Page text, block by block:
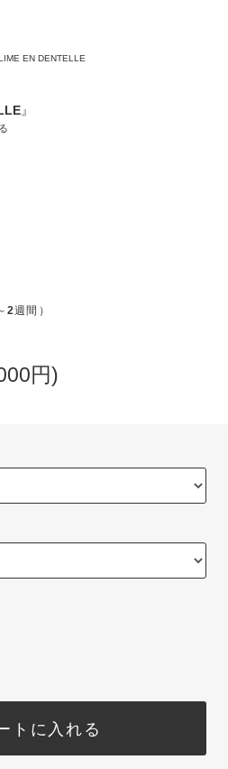
EN DENTELLE
』
2週間）
円)
トに入れる